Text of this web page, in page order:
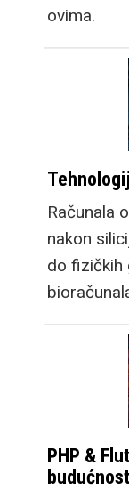
ovima.
Računala
nakon
do fizičkih
PHP &
budućnost